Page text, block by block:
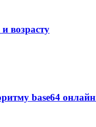
возрасту
base64